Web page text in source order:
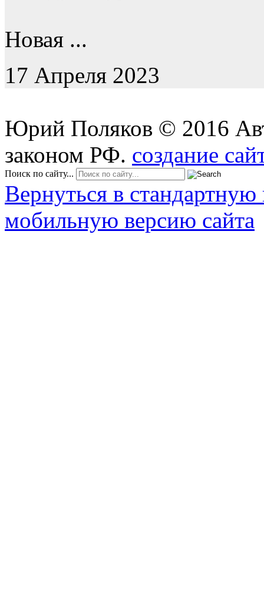
Новая ...
17 Апреля 2023
Юрий Поляков © 2016
законом РФ. создание
Поиск по сайту...
Вернуться в стандартную
мобильную версию сайта